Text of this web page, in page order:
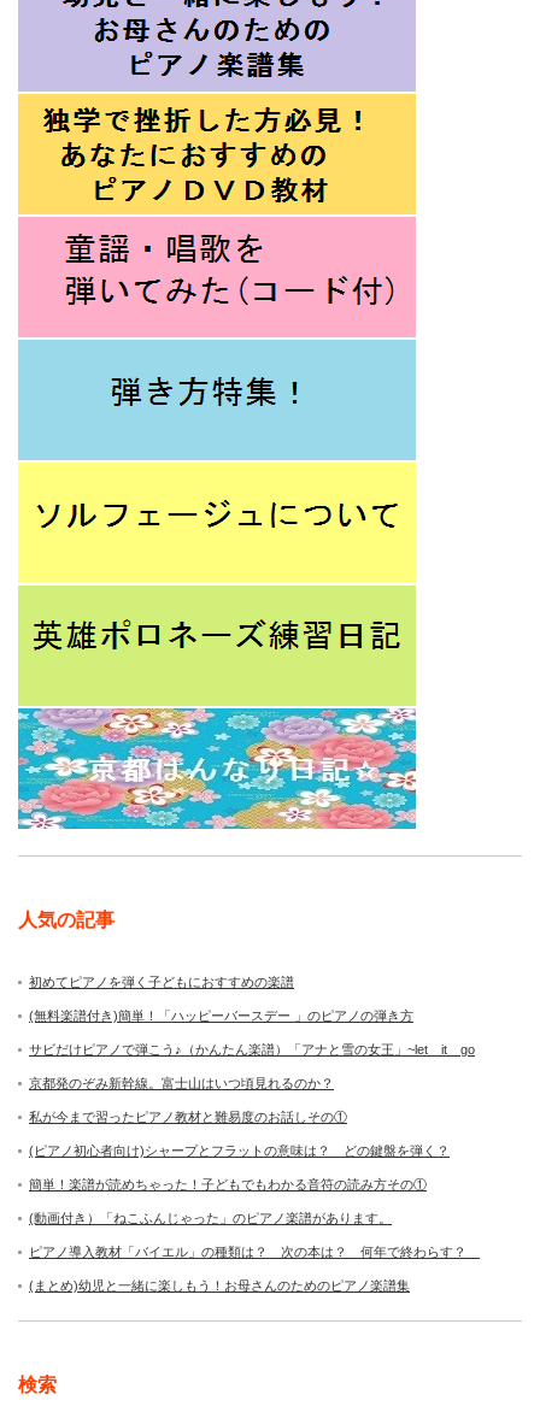
人気の記事
初めてピアノを弾く子どもにおすすめの楽譜
(無料楽譜付き)簡単！「ハッピーバースデー 」のピアノの弾き方
サビだけピアノで弾こう♪（かんたん楽譜）「アナと雪の女王」~let it go
京都発のぞみ新幹線。富士山はいつ頃見れるのか？
私が今まで習ったピアノ教材と難易度のお話しその①
(ピアノ初心者向け)シャープとフラットの意味は？ どの鍵盤を弾く？
簡単！楽譜が読めちゃった！子どもでもわかる音符の読み方その①
(動画付き）「ねこふんじゃった」のピアノ楽譜があります。
ピアノ導入教材「バイエル」の種類は？ 次の本は？ 何年で終わらす？
(まとめ)幼児と一緒に楽しもう！お母さんのためのピアノ楽譜集
検索